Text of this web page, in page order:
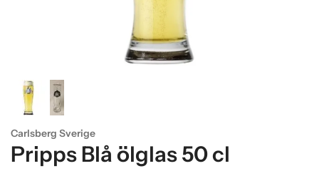
Carlsberg Sverige
Pripps Blå ölglas 50 cl